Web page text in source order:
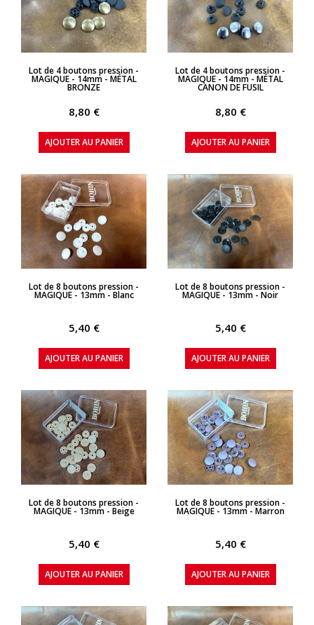
APERÇU RAPIDE
Lot de 4 boutons pression -
MAGIQUE - 14mm - MÉTAL
BRONZE
8,80 €
AJOUTER AU PANIER
APERÇU RAPIDE
Lot de 4 boutons pression -
MAGIQUE - 14mm - MÉTAL
CANON DE FUSIL
8,80 €
AJOUTER AU PANIER
APERÇU RAPIDE
Lot de 8 boutons pression -
MAGIQUE - 13mm - Blanc
5,40 €
AJOUTER AU PANIER
APERÇU RAPIDE
Lot de 8 boutons pression -
MAGIQUE - 13mm - Noir
5,40 €
AJOUTER AU PANIER
APERÇU RAPIDE
Lot de 8 boutons pression -
MAGIQUE - 13mm - Beige
5,40 €
AJOUTER AU PANIER
APERÇU RAPIDE
Lot de 8 boutons pression -
MAGIQUE - 13mm - Marron
5,40 €
AJOUTER AU PANIER